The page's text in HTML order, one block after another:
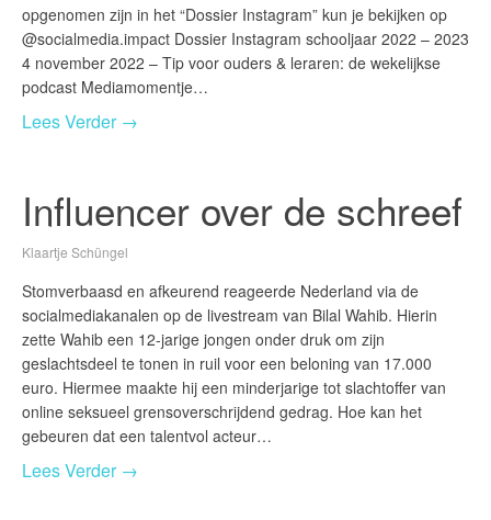
opgenomen zijn in het “Dossier Instagram” kun je bekijken op
@socialmedia.impact Dossier Instagram schooljaar 2022 – 2023
4 november 2022 – Tip voor ouders & leraren: de wekelijkse
podcast Mediamomentje…
Lees Verder →
Influencer over de schreef
Klaartje Schüngel
Stomverbaasd en afkeurend reageerde Nederland via de
socialmediakanalen op de livestream van Bilal Wahib. Hierin
zette Wahib een 12-jarige jongen onder druk om zijn
geslachtsdeel te tonen in ruil voor een beloning van 17.000
euro. Hiermee maakte hij een minderjarige tot slachtoffer van
online seksueel grensoverschrijdend gedrag. Hoe kan het
gebeuren dat een talentvol acteur…
Lees Verder →